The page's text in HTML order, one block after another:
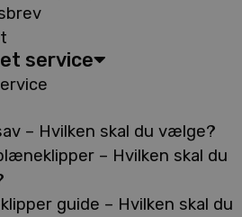
service
– Hvilken skal du vælge?
– Hvilken skal du
guide – Hvilken skal du